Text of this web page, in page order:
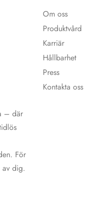
– där
För
av dig.
Om oss
Produktvård
Karriär
Hållbarhet
Press
Kontakta oss